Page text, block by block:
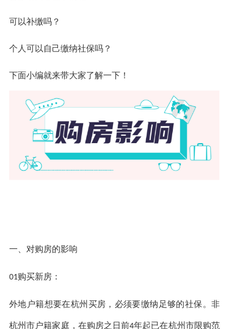
可以补缴吗？
个人可以自己缴纳社保吗？
下面小编就来带大家了解一下！
一、 对购房的影响
01购买新房 ：
外地户籍想要在杭州买房，必须要缴纳足够的社保。非
杭州市户籍家庭，在购房之日前4年起已在杭州市限购范